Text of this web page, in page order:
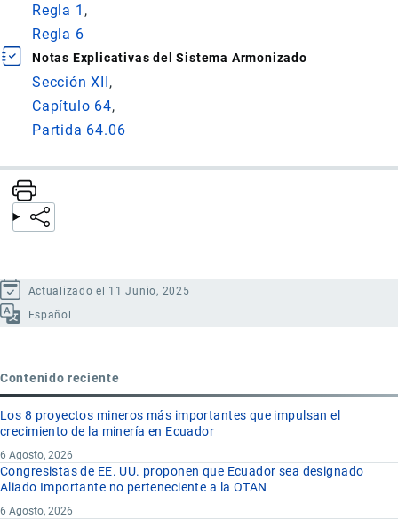
Regla 1
Regla 6
Notas Explicativas del Sistema Armonizado
Sección XII
Capítulo 64
Partida 64.06
Actualizado el 11 Junio, 2025
Español
Contenido reciente
Los 8 proyectos mineros más importantes que impulsan el
crecimiento de la minería en Ecuador
6 Agosto, 2026
Congresistas de EE. UU. proponen que Ecuador sea designado
Aliado Importante no perteneciente a la OTAN
6 Agosto, 2026